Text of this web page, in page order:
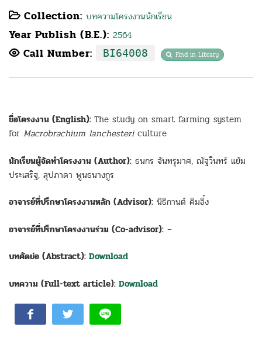
Collection: บทความโครงงานนักเรียน
Year Publish (B.E.): 2564
Call Number: BI64008 Find in Library
ชื่อโครงงาน (English): The study on smart farming system
for Macrobrachium lanchestericulture
นักเรียนผู้จัดทำโครงงาน (Author): ธนกร จันทรุมาศ, ณัฐวินทร์ แย้ม
ประเสริฐ, สุปภาดา พูนธนางกูร
อาจารย์ที่ปรึกษาโครงงานหลัก (Advisor): นิธิกานต์ คิมอิ๋ง
อาจารย์ที่ปรึกษาโครงงานร่วม (Co-advisor): –
บทคัดย่อ (Abstract): Download
บทความ (Full-text article): Download